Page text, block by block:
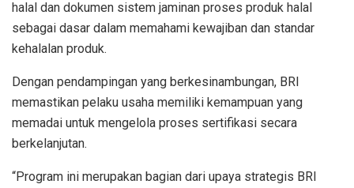
halal dan dokumen sistem jaminan proses produk halal
sebagai dasar dalam memahami kewajiban dan standar
kehalalan produk.
Dengan pendampingan yang berkesinambungan, BRI
memastikan pelaku usaha memiliki kemampuan yang
memadai untuk mengelola proses sertifikasi secara
berkelanjutan.
“Program ini merupakan bagian dari upaya strategis BRI